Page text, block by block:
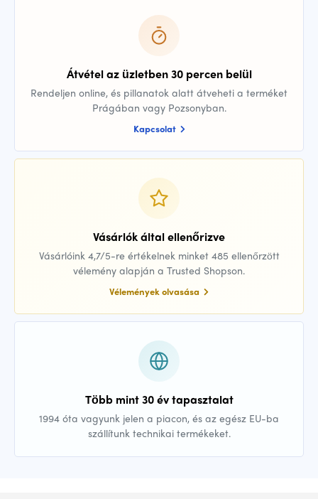
Átvétel az üzletben 30 percen belül
Rendeljen online, és pillanatok alatt átveheti a terméket
Prágában vagy Pozsonyban.
Kapcsolat
Vásárlók által ellenőrizve
Vásárlóink 4,7/5-re értékelnek minket 485 ellenőrzött
vélemény alapján a Trusted Shopson.
Vélemények olvasása
Több mint 30 év tapasztalat
1994 óta vagyunk jelen a piacon, és az egész EU-ba
szállítunk technikai termékeket.